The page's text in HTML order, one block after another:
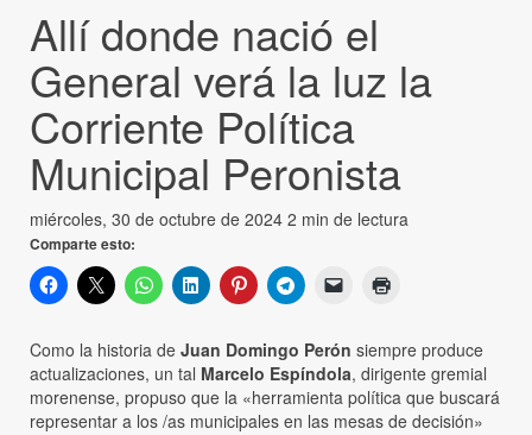
Allí donde nació el
General verá la luz la
Corriente Política
Municipal Peronista
miércoles, 30 de octubre de 2024 2 min de lectura
Comparte esto:
Como la historia de Juan Domingo Perón siempre produce
actualizaciones, un tal Marcelo Espíndola, dirigente gremial
morenense, propuso que la «herramienta política que buscará
representar a los /as municipales en las mesas de decisión»